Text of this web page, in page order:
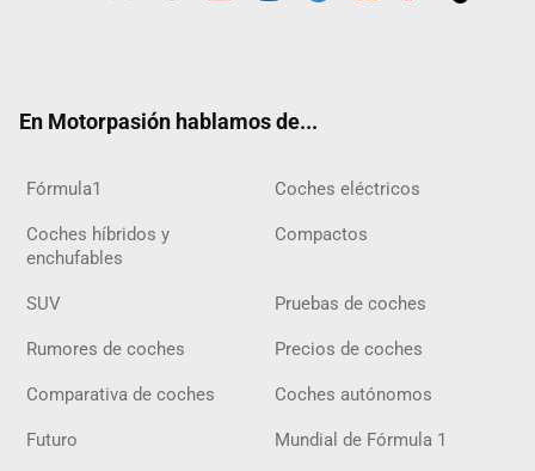
En Motorpasión hablamos de...
Fórmula1 Coches eléctricos
Coches híbridos y
enchufables
Compactos
SUV Pruebas de coches
Rumores de coches Precios de coches
Comparativa de coches Coches autónomos
Futuro Mundial de Fórmula 1